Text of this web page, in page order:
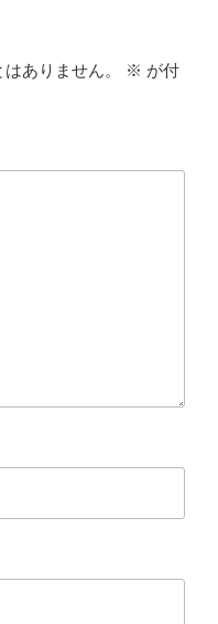
ありません。 ※ が付